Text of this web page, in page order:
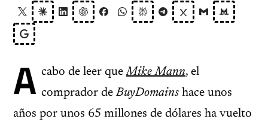
A cabo de leer queMike Mann, el
comprador deBuyDomains hace unos
años por unos 65 millones de dólares ha vuelto